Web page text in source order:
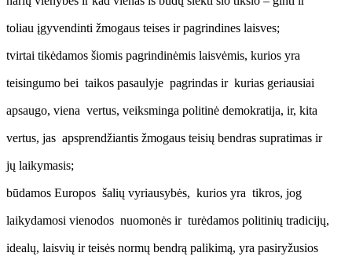
toliau įgyvendinti žmogaus teises ir pagrindines laisves;
tvirtai tikėdamos šiomis pagrindinėmis laisvėmis, kurios yra
teisingumo bei taikos pasaulyje pagrindas ir kurias geriausiai
apsaugo, viena vertus, veiksminga politinė demokratija, ir, kita
vertus, jas apsprendžiantis žmogaus teisių bendras supratimas ir
jų laikymasis;
būdamos Europos šalių vyriausybės, kurios yra tikros, jog
laikydamosi vienodos nuomonės ir turėdamos politinių tradicijų,
idealų, laisvių ir teisės normų bendrą palikimą, yra pasiryžusios